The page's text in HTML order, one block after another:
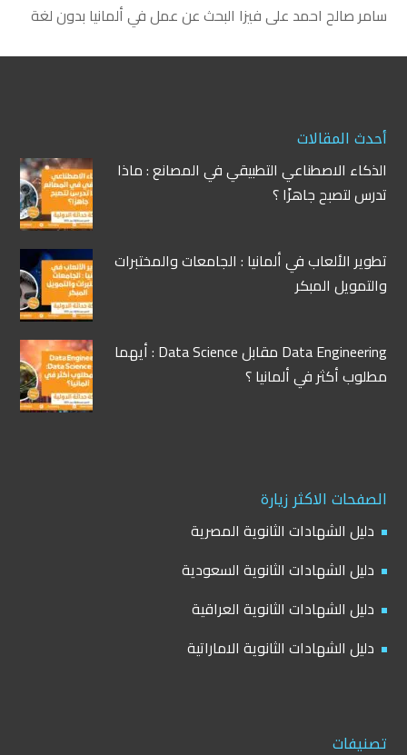
سامر صالح احمد علىفيزا البحث عن عمل في ألمانيا بدون لغة
أحدث المقالات
الذكاء الاصطناعي التطبيقي في المصانع : ماذا
تدرس لتصبح جاهزًا ؟
تطوير الألعاب في ألمانيا : الجامعات والمختبرات
والتمويل المبكر
Data Engineering مقابل Data Science : أيهما
مطلوب أكثر في ألمانيا ؟
الصفحات الاكثر زيارة
دليل الشهادات الثانوية المصرية
دليل الشهادات الثانوية السعودية
دليل الشهادات الثانوية العراقية
دليل الشهادات الثانوية الاماراتية
تصنيفات